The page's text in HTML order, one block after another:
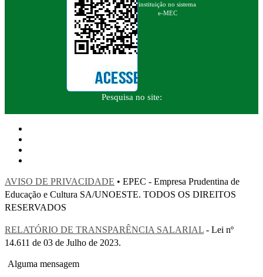
instituição no sistema
e-MEC
Pesquisa no site:
AVISO DE PRIVACIDADE • EPEC - Empresa Prudentina de
Educação e Cultura SA/UNOESTE. TODOS OS DIREITOS
RESERVADOS
RELATÓRIO DE TRANSPARÊNCIA SALARIAL - Lei nº
14.611 de 03 de Julho de 2023.
Alguma mensagem